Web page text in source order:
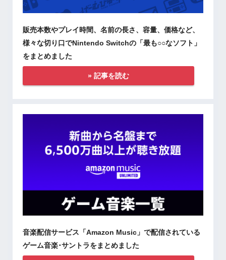
販売本数やプレイ時間、名前の長さ、容量、価格など、
様々な切り口でNintendo Switchの「最も○○なソフト」
をまとめました
» 記事を読む
音楽配信サービス「Amazon Music」で配信されている
ゲーム音楽･サントラをまとめました